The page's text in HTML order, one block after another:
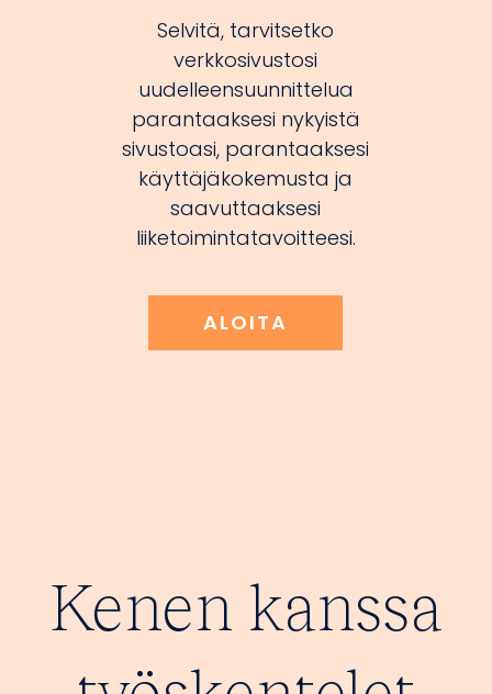
Selvitä, tarvitsetko
verkkosivustosi
uudelleensuunnittelua
parantaaksesi nykyistä
sivustoasi, parantaaksesi
käyttäjäkokemusta ja
saavuttaaksesi
liiketoimintatavoitteesi.
ALOITA
Kenen kanssa